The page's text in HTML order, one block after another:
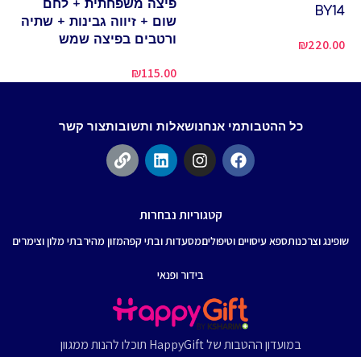
BY14
₪220.00
פיצה משפחתית + לחם
שום + זיווה גבינות + שתיה
ורטבים בפיצה שמש
₪115.00
כל ההטבותמי אנחנושאלות ותשובותצור קשר
קטגוריות נבחרות
שופינג וצרכנותספא עיסויים וטיפוליםמסעדות ובתי קפהמזון מהירבתי מלון וצימרים
בידור ופנאי
במועדון ההטבות של HappyGift תוכלו להנות ממגוון